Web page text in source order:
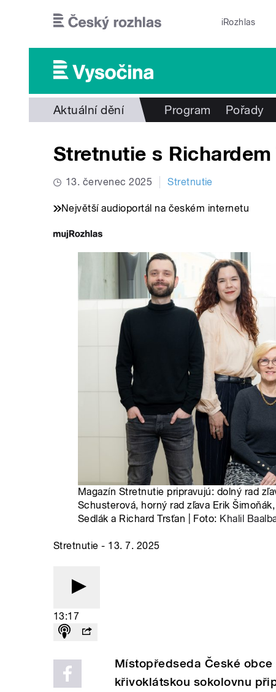
iRozhlas
Aktuální dění Program Pořady
Stretnutie s Richardem
13. červenec 2025 Stretnutie
Největší audioportál na českém internetu
Magazín Stretnutie pripravujú: dolný rad
Schusterová, horný rad zľava Erik
Sedlák a Richard Trsťan | Foto: Khalil
Stretnutie - 13. 7. 2025
13:17
Místopředseda České
křivoklátskou sokolovnu